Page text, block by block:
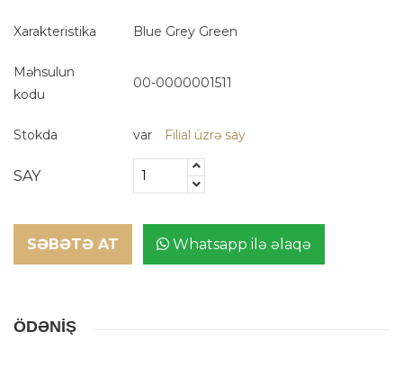
Xarakteristika Blue Grey Green
Məhsulun
kodu
00-0000001511
Stokda var Filial üzrə say
SAY
SƏBƏTƏ AT Whatsapp ilə əlaqə
ÖDƏNİŞ